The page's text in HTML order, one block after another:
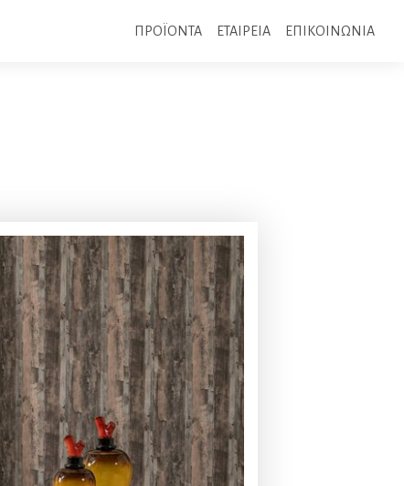
ΠΡΟΪΟΝΤΑ ΕΤΑΙΡΕΙΑ ΕΠΙΚΟΙΝΩΝΙΑ